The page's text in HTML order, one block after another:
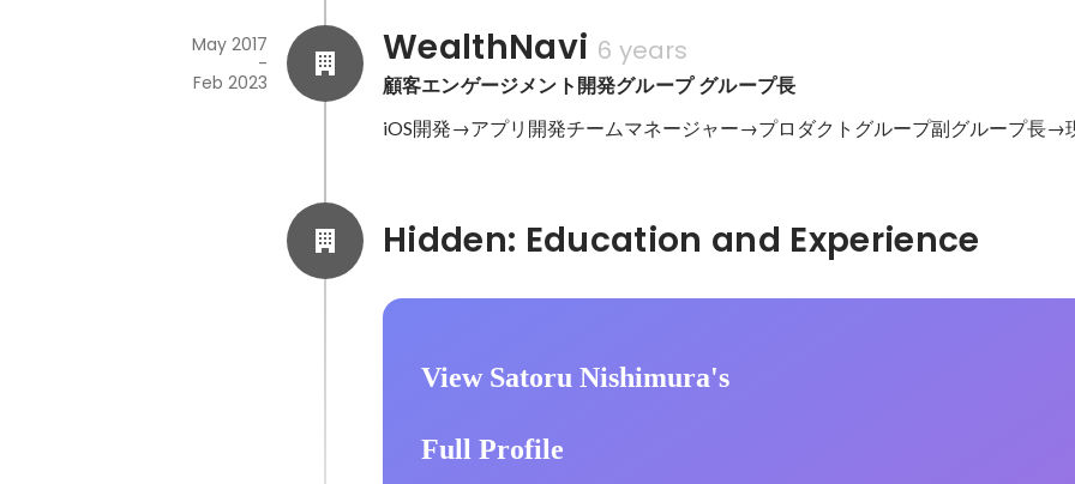
WealthNavi 6 years
顧客エンゲージメント開発グループ グループ長
May 2017
-
Feb 2023
iOS開発→アプリ開発チームマネージャー→プロダクトグループ副グループ長→
View Satoru Nishimura's
Full Profile